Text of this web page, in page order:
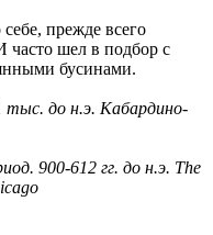
прежде всего
часто шел в подбор с
бусинами.
тыс. до н.э. Кабардино-
900-612 гг. до н.э. The